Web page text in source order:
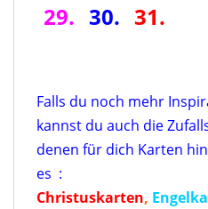
29. 30. 31.
Falls du noch mehr
kannst du auch die
denen für dich Karten
es :
Christuskarten,